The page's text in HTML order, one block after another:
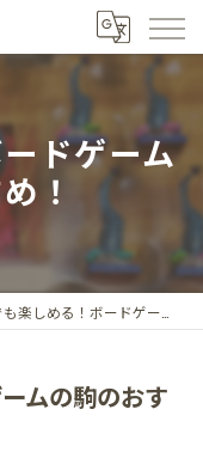
ドゲーム
！
しめる！ボードゲームの駒のおすすめ！
ムの駒のおす